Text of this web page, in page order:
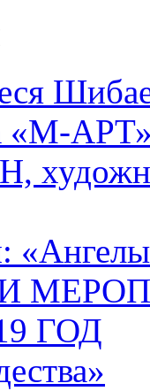
«М-
ГОД